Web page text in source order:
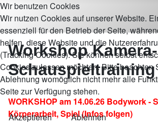
Workshop
Schauspieltraining
WORKSHOP am 14.06.26 Bodywork -
Körperarbeit, Spiel (Infos folgen)
Wir benutzen Cookies
Wir nutzen Cookies auf unserer Website.
essenziell für den Betrieb der Seite,
helfen, diese Website und die
(Tracking Cookies). Sie können selbst
Cookies zulassen möchten. Bitte beachten
Ablehnung womöglich nicht mehr alle
Seite zur Verfügung stehen.
Akzeptieren
Ablehnen